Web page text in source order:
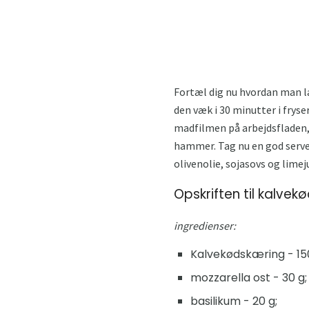
Fortæl dig nu hvordan man
den væk i 30 minutter i
madfilmen på
hammer. Tag nu en god
olivenolie, sojasovs og
Opskriften til
ingredienser:
Kalvekødskæring -
mozzarella ost - 30 g;
basilikum - 20 g;